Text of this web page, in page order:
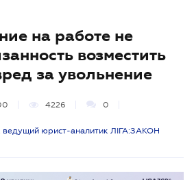
на работе не
возместить
за увольнение
4226 0
ведущий юрист-аналитик ЛІГА:ЗАКОН